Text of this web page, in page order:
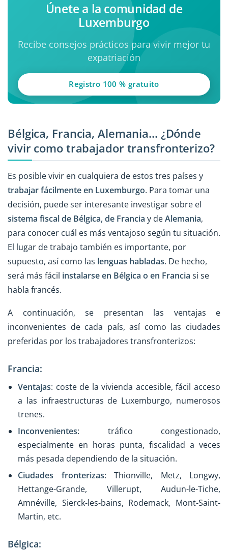
Únete a la comunidad de
Luxemburgo
Recibe consejos prácticos para vivir mejor tu
expatriación
Registro 100 % gratuito
Bélgica, Francia, Alemania... ¿Dónde
vivir como trabajador transfronterizo?
Es posible vivir en cualquiera de estos tres países y
trabajar fácilmente en Luxemburgo. Para tomar una
decisión, puede ser interesante investigar sobre el
sistema fiscal de Bélgica, de Francia y deAlemania,
para conocer cuál es más ventajoso según tu situación.
El lugar de trabajo también es importante, por
supuesto, así como las lenguas habladas. De hecho,
será más fácil instalarse en Bélgica o en Francia si se
habla francés.
A continuación, se presentan las ventajas e
inconvenientes de cada país, así como las ciudades
preferidas por los trabajadores transfronterizos:
Francia:
Ventajas: coste de la vivienda accesible, fácil acceso
a las infraestructuras de Luxemburgo, numerosos
trenes.
Inconvenientes: tráfico congestionado,
especialmente en horas punta, fiscalidad a veces
más pesada dependiendo de la situación.
Ciudades fronterizas: Thionville, Metz, Longwy,
Hettange-Grande, Villerupt, Audun-le-Tiche,
Amnéville, Sierck-les-bains, Rodemack, Mont-Saint-
Martin, etc.
Bélgica: